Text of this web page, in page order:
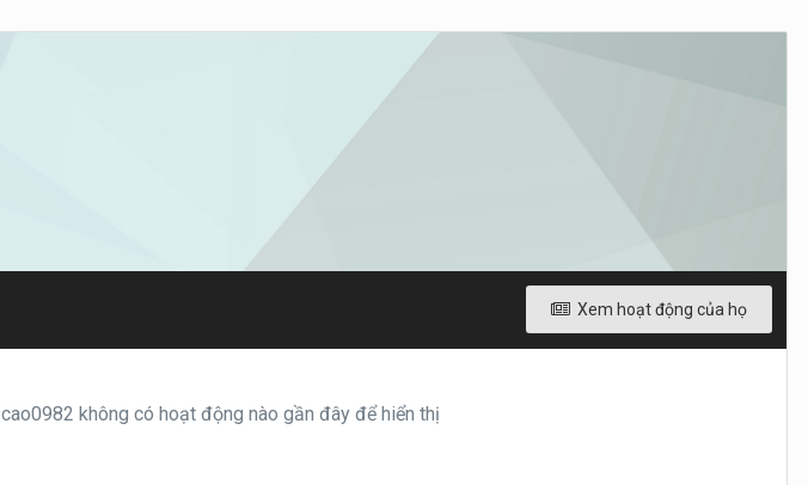
Xem hoạt động của họ
cao0982 không có hoạt động nào gần đây để hiển thị